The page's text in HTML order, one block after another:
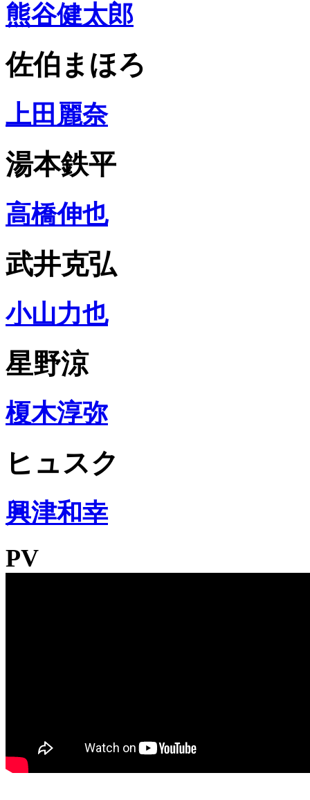
熊谷健太郎
佐伯まほろ
上田麗奈
湯本鉄平
高橋伸也
武井克弘
小山力也
星野涼
榎木淳弥
ヒュスク
興津和幸
PV